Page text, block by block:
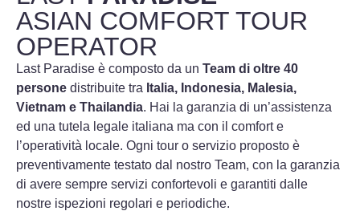
ASIAN COMFORT TOUR
OPERATOR
Last Paradise è composto da un Team di oltre 40
persone distribuite tra Italia, Indonesia, Malesia,
Vietnam e Thailandia. Hai la garanzia di un’assistenza
ed una tutela legale italiana ma con il comfort e
l’operatività locale. Ogni tour o servizio proposto è
preventivamente testato dal nostro Team, con la garanzia
di avere sempre servizi confortevoli e garantiti dalle
nostre ispezioni regolari e periodiche.